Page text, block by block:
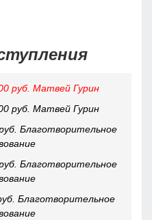
руб. Матвей Гурин
руб. Матвей Гурин
Благотворительное
Благотворительное
Благотворительное